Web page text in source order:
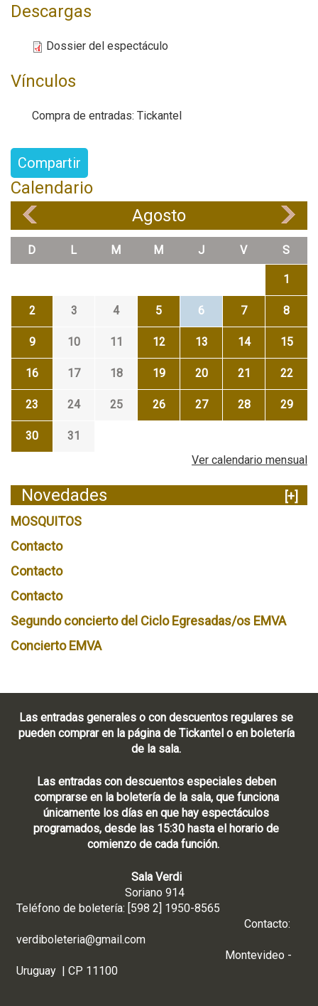
Descargas
Dossier del espectáculo
Vínculos
Compra de entradas: Tickantel
Compartir
Calendario
Agosto
D L M M J V S
1
2 3 4 5 6 7 8
9 10 11 12 13 14 15
16 17 18 19 20 21 22
23 24 25 26 27 28 29
30
31
Ver calendario mensual
Novedades
[+]
MOSQUITOS
Contacto
Contacto
Contacto
Segundo concierto del Ciclo Egresadas/os EMVA
Concierto EMVA
Las entradas generales o con descuentos regulares se
pueden comprar en la página de Tickantel o en boletería
de la sala.
Las entradas con descuentos especiales deben
comprarse en la boletería de la sala, que funciona
únicamente los días en que hay espectáculos
programados, desde las 15:30 hasta el horario de
comienzo de cada función.
Sala Verdi
Soriano 914
Teléfono de boletería: [598 2] 1950-8565
Contacto:
verdiboleteria@gmail.com
Montevideo -
Uruguay | CP 11100